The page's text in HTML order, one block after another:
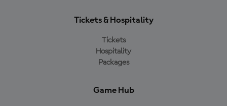
Tickets & Hospitality
Tickets
Hospitality
Packages
Game Hub